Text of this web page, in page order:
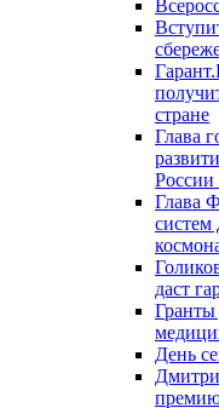
стране
Глава
России
Глава
систем
даст
Гранты
День